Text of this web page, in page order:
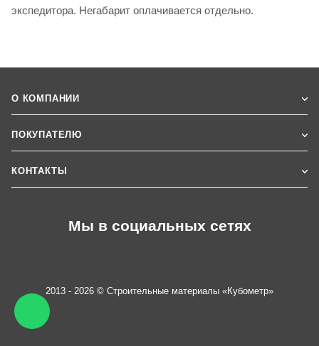
экспедитора. Негабарит оплачивается отдельно.
О КОМПАНИИ
ПОКУПАТЕЛЮ
КОНТАКТЫ
Мы в социальных сетях
2013 - 2026 © Строительные материалы «Кубометр»